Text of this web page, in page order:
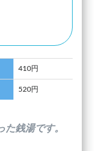
410円
520円
銭湯です。